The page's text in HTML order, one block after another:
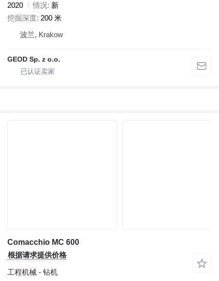
2020
情况 新
挖掘深度 200 米
波兰, Krakow
GEOD Sp. z o.o.
Comacchio MC 600
根据请求提供价格
工程机械 - 钻机